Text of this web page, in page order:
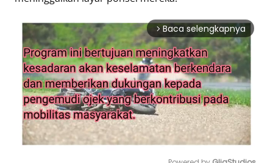
arrow_forward_ios Baca selengkapnya